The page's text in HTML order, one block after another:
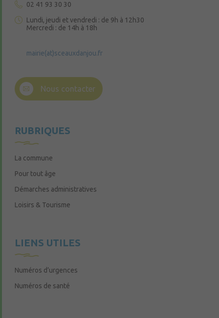
02 41 93 30 30
Lundi, jeudi et vendredi : de 9h à 12h30
Mercredi : de 14h à 18h
mairie(at)sceauxdanjou.fr
Nous contacter
RUBRIQUES
La commune
Pour tout âge
Démarches administratives
Loisirs & Tourisme
LIENS UTILES
Numéros d’urgences
Numéros de santé